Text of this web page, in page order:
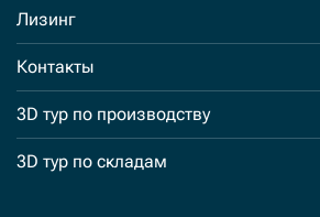
Лизинг
Контакты
3D тур по производству
3D тур по складам